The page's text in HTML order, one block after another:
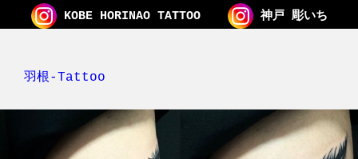
KOBE HORINAO TATTOO 神戸 彫いち
羽根-Tattoo